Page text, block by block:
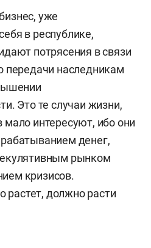
уже
в республике,
потрясения в связи
передачи наследникам
Это те случаи жизни,
интересуют, ибо они
денег,
рынком
кризисов.
растет, должно расти